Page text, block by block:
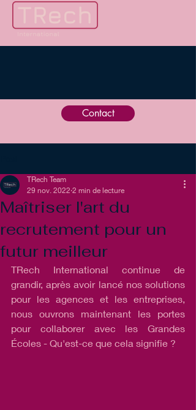
Contact
Maîtriser l'art du
recrutement pour un
futur meilleur
TRech Team
29 nov. 2022 2 min de lecture
TRech International continue de
grandir, après avoir lancé nos solutions
pour les agences et les entreprises,
nous ouvrons maintenant les portes
pour collaborer avec les Grandes
Écoles - Qu'est-ce que cela signifie ?